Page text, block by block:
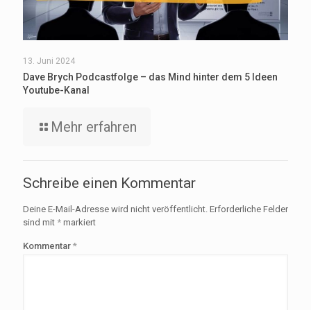
13. Juni 2024
Dave Brych Podcastfolge – das Mind hinter dem 5 Ideen
Youtube-Kanal
Mehr erfahren
Schreibe einen Kommentar
Deine E-Mail-Adresse wird nicht veröffentlicht. Erforderliche Felder
sind mit * markiert
Kommentar *